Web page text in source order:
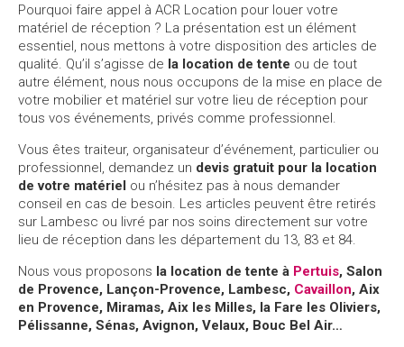
Pourquoi faire appel à ACR Location pour louer votre
matériel de réception ? La présentation est un élément
essentiel, nous mettons à votre disposition des articles de
qualité. Qu’il s’agisse de la location de tente ou de tout
autre élément, nous nous occupons de la mise en place de
votre mobilier et matériel sur votre lieu de réception pour
tous vos événements, privés comme professionnel.
Vous êtes traiteur, organisateur d’événement, particulier ou
professionnel, demandez un devis gratuit pour la location
de votre matériel ou n’hésitez pas à nous demander
conseil en cas de besoin. Les articles peuvent être retirés
sur Lambesc ou livré par nos soins directement sur votre
lieu de réception dans les département du 13, 83 et 84.
Nous vous proposons la location de tente à Pertuis, Salon
de Provence, Lançon-Provence, Lambesc, Cavaillon, Aix
en Provence, Miramas, Aix les Milles, la Fare les Oliviers,
Pélissanne, Sénas, Avignon, Velaux, Bouc Bel Air…